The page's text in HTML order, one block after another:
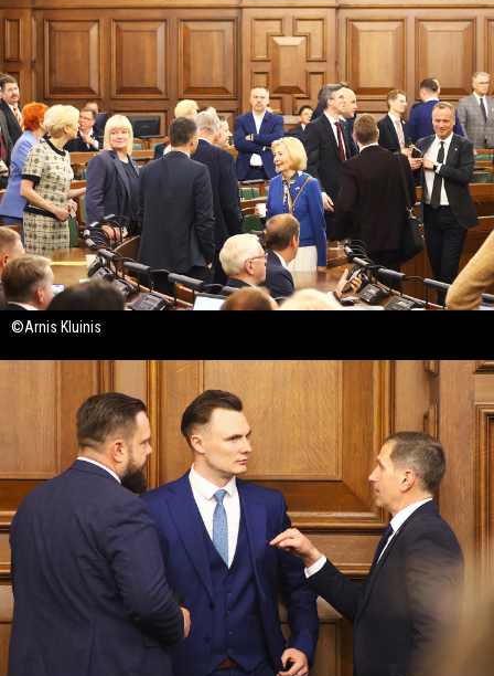
©Arnis Kluinis